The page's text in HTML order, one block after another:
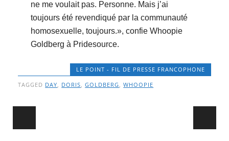
ne me voulait pas. Personne. Mais j’ai
toujours été revendiqué par la communauté
homosexuelle, toujours.», confie Whoopie
Goldberg à Pridesource.
LE POINT - FIL DE PRESSE FRANCOPHONE
TAGGED DAY, DORIS,GOLDBERG,WHOOPIE
Post navigation